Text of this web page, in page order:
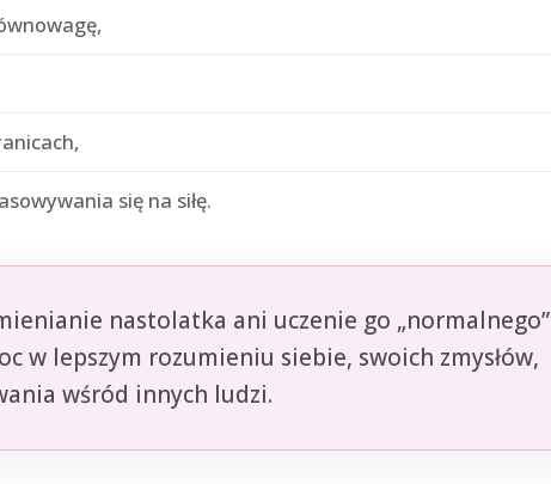
się na siłę.
nastolatka ani uczenie go „normalnego”
w lepszym rozumieniu siebie, swoich zmysłów,
wśród innych ludzi.